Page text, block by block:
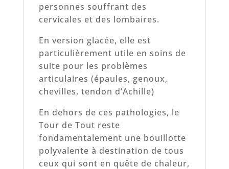
personnes souffrant des
cervicales et des lombaires.
En version glacée, elle est
particulièrement utile en soins de
suite pour les problèmes
articulaires (épaules, genoux,
chevilles, tendon d’Achille)
En dehors de ces pathologies, le
Tour de Tout reste
fondamentalement une bouillotte
polyvalente à destination de tous
ceux qui sont en quête de chaleur,